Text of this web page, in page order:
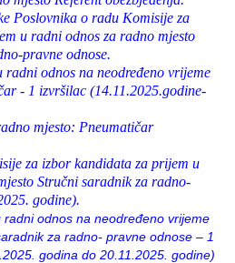
Poslovnika o radu Komisije za
u radni odnos za radno mjesto
pravne odnose.
odnos na neodređeno vrijeme
- 1 izvršilac (14.11.2025.godine-
mjesto: Pneumatičar
za izbor kandidata za prijem u
Stručni saradnik za radno-
godine).
odnos na neodređeno vrijeme
za radno- pravne odnose – 1
godina do 20.11.2025. godine)